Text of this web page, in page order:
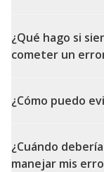
¿Qué hago si
cometer un
¿Cómo puedo
¿Cuándo
manejar mis